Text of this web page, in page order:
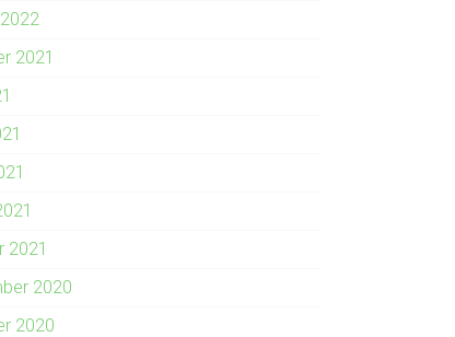
2021
2021
2020
2020